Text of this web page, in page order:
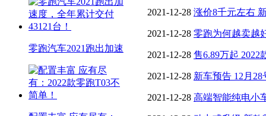
零跑汽车2021跑出加速
上市
2021-12-28 涨价8千元左右
2021-12-28 零跑为何越卖越
不容“小”觑
2021-12-28 售6.89万起 2022
2021-12-28 新车预告 12月
2021-12-28 高端智能纯电小